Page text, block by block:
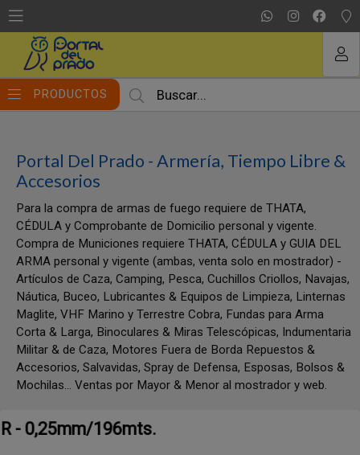
PRODUCTOS
Portal Del Prado - Armería, Tiempo Libre &
Accesorios
Para la compra de armas de fuego requiere de THATA,
CÉDULA y Comprobante de Domicilio personal y vigente.
Compra de Municiones requiere THATA, CÉDULA y GUIA DEL
ARMA personal y vigente (ambas, venta solo en mostrador) -
Artículos de Caza, Camping, Pesca, Cuchillos Criollos, Navajas,
Náutica, Buceo, Lubricantes & Equipos de Limpieza, Linternas
Maglite, VHF Marino y Terrestre Cobra, Fundas para Arma
Corta & Larga, Binoculares & Miras Telescópicas, Indumentaria
Militar & de Caza, Motores Fuera de Borda Repuestos &
Accesorios, Salvavidas, Spray de Defensa, Esposas, Bolsos &
Mochilas... Ventas por Mayor & Menor al mostrador y web.
WARM UP USMC